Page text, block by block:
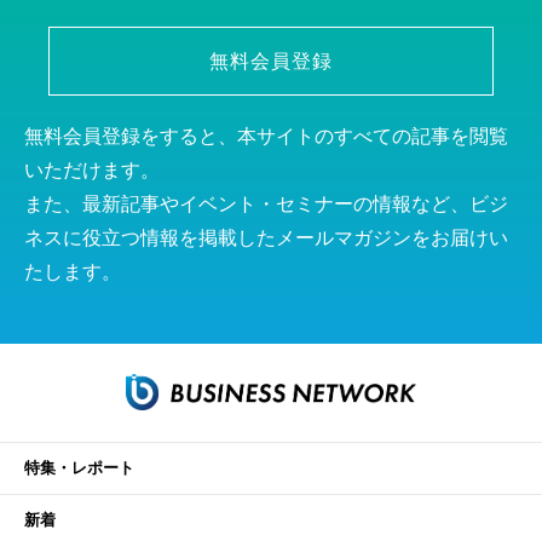
無料会員登録
無料会員登録をすると、本サイトのすべての記事を閲覧
いただけます。
また、最新記事やイベント・セミナーの情報など、ビジ
ネスに役立つ情報を掲載したメールマガジンをお届けい
たします。
特集・レポート
新着